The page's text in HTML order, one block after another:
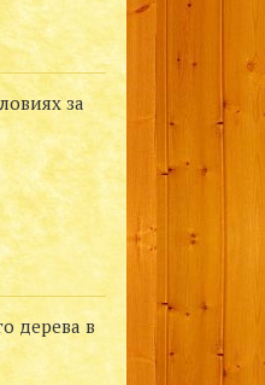
за
дерева в